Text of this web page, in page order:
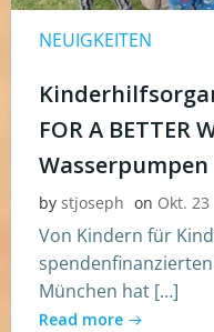
NEUIGKEITEN
FOR A BETTER
Wasserpumpen
by stjoseph on Okt. 23
Von Kindern für
München hat […]
Read more